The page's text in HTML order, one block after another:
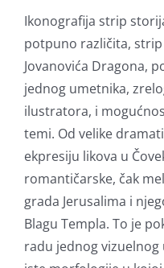
Ikonografija strip
potpuno različita,
Jovanovića Dragona,
jednog umetnika,
ilustratora, i
temi. Od velike
ekpresiju likova u
romantičarske, čak
grada Jerusalima i
Blagu Templa. To je
radu jednog